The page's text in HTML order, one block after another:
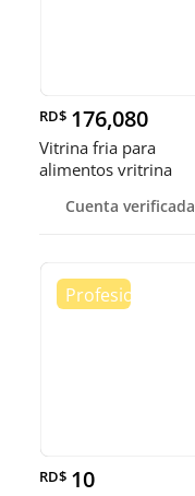
RD$ 176,080
Vitrina fria para
alimentos vritrina
Cuenta verificada
RD$ 10